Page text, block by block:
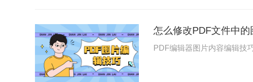
怎么修改PDF文件中的
PDF编辑器图片内容编辑技